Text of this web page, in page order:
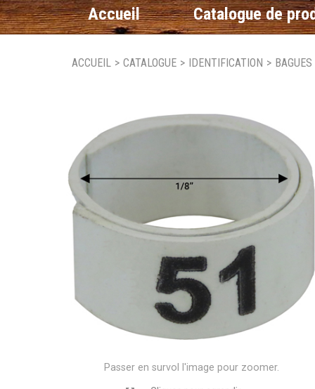
Accueil Catalogue de
ACCUEIL > CATALOGUE > IDENTIFICATION >
Passer en survol l'image pour zoomer.